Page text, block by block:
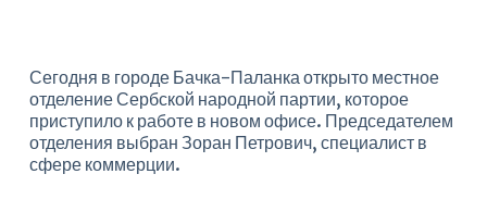
Сегодня в городе Бачка-Паланка открыто местное
отделение Сербской народной партии, которое
приступило к работе в новом офисе. Председателем
отделения выбран Зоран Петрович, специалист в
сфере коммерции.